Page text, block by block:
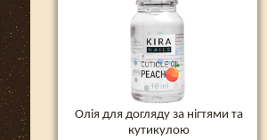
Олія для догляду за нігтями та
кутикулою